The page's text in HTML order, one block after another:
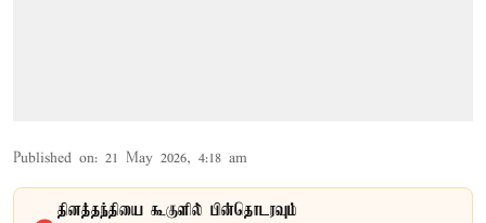
Published on: 21 May 2026, 4:18 am
தினத்தந்தியை கூகுளில் பின்தொடரவும்